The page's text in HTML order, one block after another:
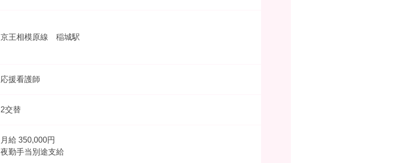
京王相模原線 稲城駅
応援看護師
2交替
月給 350,000円
夜勤手当別途支給